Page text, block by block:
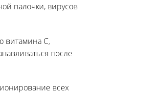
палочки, вирусов
витамина С,
после
всех